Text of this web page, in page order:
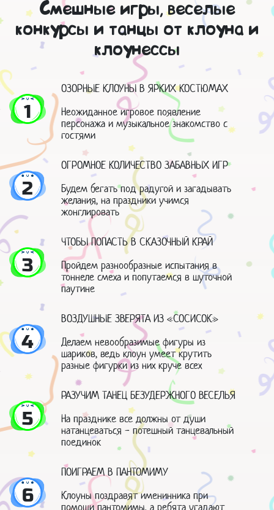
Смешные игры, веселые
конкурсы и танцы от клоуна и
клоунессы
1
ОЗОРНЫЕ КЛОУНЫ В ЯРКИХ КОСТЮМАХ
Неожиданное игровое появление
персонажа и музыкальное знакомство с
гостями
2
ОГРОМНОЕ КОЛИЧЕСТВО ЗАБАВНЫХ ИГР
Будем бегать под радугой и загадывать
желания, на праздники учимся
жонглировать
3
ЧТОБЫ ПОПАСТЬ В СКАЗОЧНЫЙ КРАЙ
Пройдем разнообразные испытания в
тоннеле смеха и попутаемся в шуточной
паутине
4
ВОЗДУШНЫЕ ЗВЕРЯТА ИЗ «СОСИСОК»
Делаем невообразимые фигуры из
шариков, ведь клоун умеет крутить
разные фигурки из них круче всех
5
РАЗУЧИМ ТАНЕЦ БЕЗУДЕРЖНОГО ВЕСЕЛЬЯ
На празднике все должны от души
натанцеваться - потешный танцевальный
поединок
6
ПОИГРАЕМ В ПАНТОМИМУ
Клоуны поздравят именинника при
помощи пантомимы, а ребята угадают